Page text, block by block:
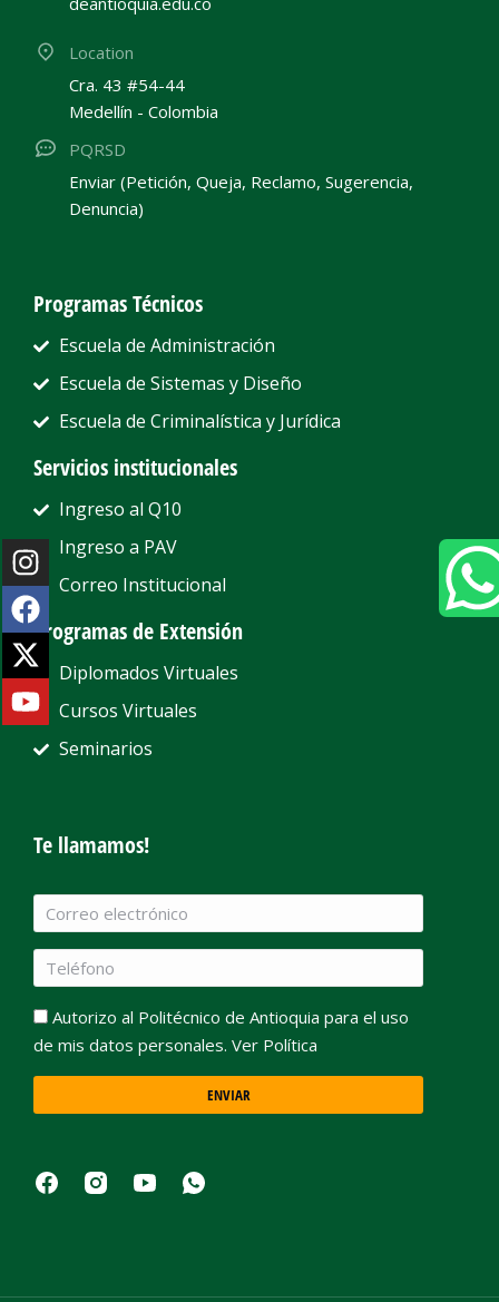
Location
Cra. 43 #54-44
Medellín - Colombia
PQRSD
Enviar (Petición, Queja, Reclamo, Sugerencia,
Denuncia)
Programas Técnicos
Escuela de Administración
Escuela de Sistemas y Diseño
Escuela de Criminalística y Jurídica
Servicios institucionales
Ingreso al Q10
Ingreso a PAV
Correo Institucional
Programas de Extensión
Diplomados Virtuales
Cursos Virtuales
Seminarios
Te llamamos!
Autorizo al Politécnico de Antioquia para el uso
de mis datos personales. Ver Política
ENVIAR